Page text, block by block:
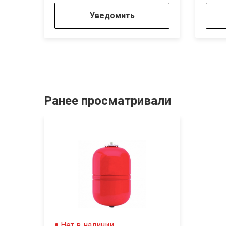
Уведомить
Ранее просматривали